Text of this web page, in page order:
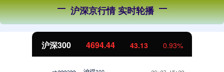
沪深京行情 实时轮播
北证50 1134.24 11.37 1.01%